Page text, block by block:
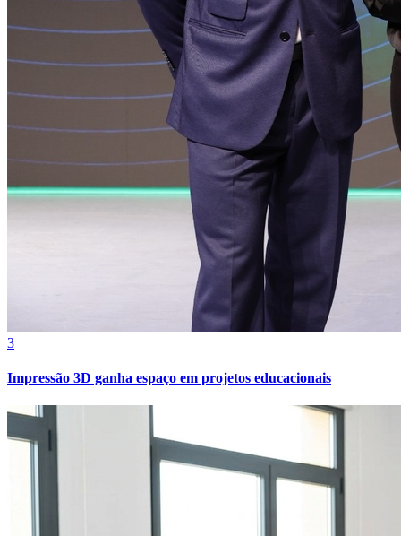
3
Impressão 3D ganha espaço em projetos educacionais